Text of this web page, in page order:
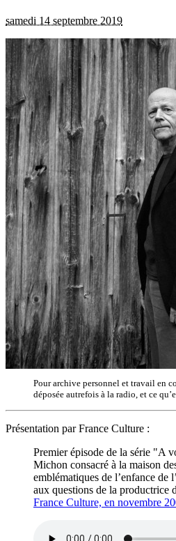
samedi 14 septembre 2019
Pour archive personnel et travail en
déposée autrefois à la radio, et ce
Présentation par France Culture :
Premier épisode de la série "A
Michon consacré à la maison
emblématiques de l’enfance de
aux questions de la productrice
France Culture, en novembre